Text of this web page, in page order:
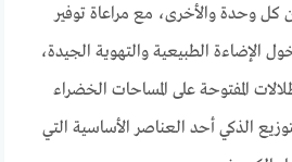
كل وحدة والأخرى، مع مراعاة توفير
الإضاءة الطبيعية والتهوية الجيدة،
المفتوحة على المساحات الخضراء
الذكي أحد العناصر الأساسية التي